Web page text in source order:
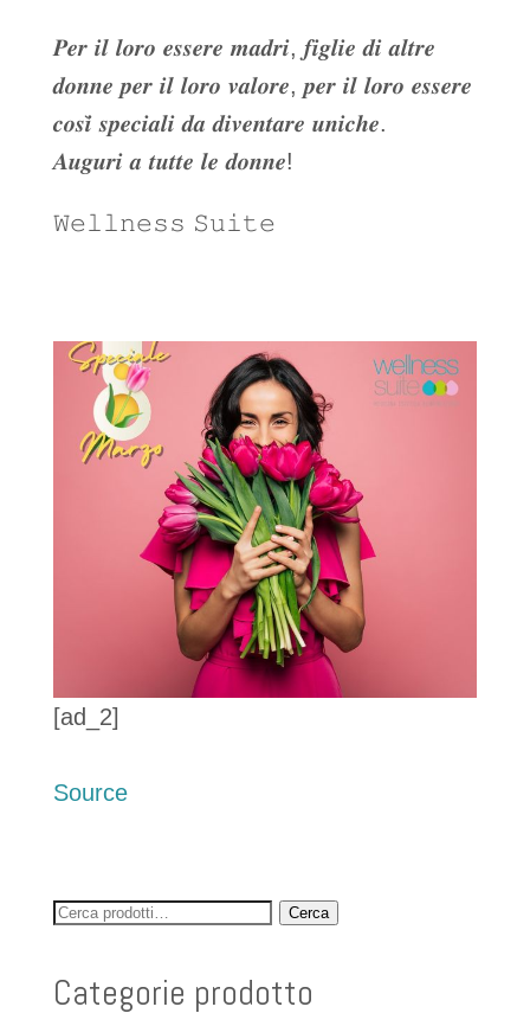
𝑷𝒆𝒓 𝒊𝒍 𝒍𝒐𝒓𝒐 𝒆𝒔𝒔𝒆𝒓𝒆 𝒎𝒂𝒅𝒓𝒊, 𝒇𝒊𝒈𝒍𝒊𝒆 𝒅𝒊 𝒂𝒍𝒕𝒓𝒆
𝒅𝒐𝒏𝒏𝒆 𝒑𝒆𝒓 𝒊𝒍 𝒍𝒐𝒓𝒐 𝒗𝒂𝒍𝒐𝒓𝒆, 𝒑𝒆𝒓 𝒊𝒍 𝒍𝒐𝒓𝒐 𝒆𝒔𝒔𝒆𝒓𝒆
𝒄𝒐𝒔𝒊̀ 𝒔𝒑𝒆𝒄𝒊𝒂𝒍𝒊 𝒅𝒂 𝒅𝒊𝒗𝒆𝒏𝒕𝒂𝒓𝒆 𝒖𝒏𝒊𝒄𝒉𝒆.
𝑨𝒖𝒈𝒖𝒓𝒊 𝒂 𝒕𝒖𝒕𝒕𝒆 𝒍𝒆 𝒅𝒐𝒏𝒏𝒆!
𝚆𝚎𝚕𝚕𝚗𝚎𝚜𝚜 𝚂𝚞𝚒𝚝𝚎
[ad_2]
Source
Cerca: Cerca
Categorie prodotto